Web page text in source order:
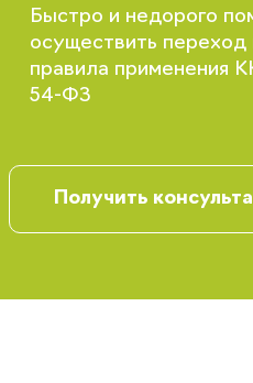
Быстро и недорого
осуществить переход
правила применения
54-ФЗ
Получить
заказов и получать
рекомендации
Запомнить меня